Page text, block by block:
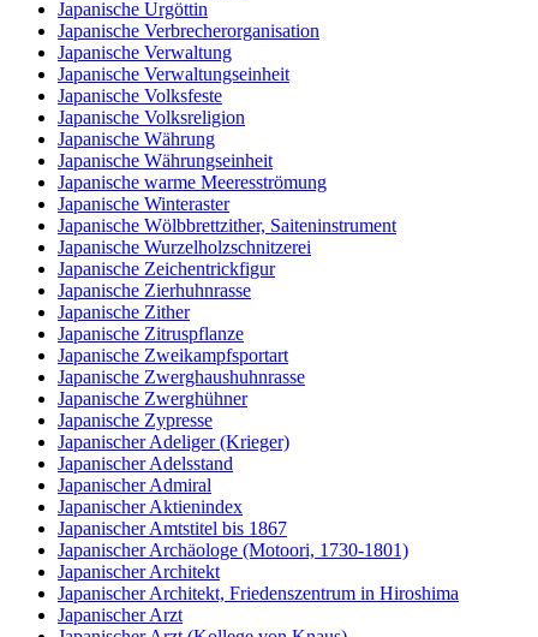
Japanische Urgöttin
Japanische Verbrecherorganisation
Japanische Verwaltung
Japanische Verwaltungseinheit
Japanische Volksfeste
Japanische Volksreligion
Japanische Währung
Japanische Währungseinheit
Japanische warme Meeresströmung
Japanische Winteraster
Japanische Wölbbrettzither, Saiteninstrument
Japanische Wurzelholzschnitzerei
Japanische Zeichentrickfigur
Japanische Zierhuhnrasse
Japanische Zither
Japanische Zitruspflanze
Japanische Zweikampfsportart
Japanische Zwerghaushuhnrasse
Japanische Zwerghühner
Japanische Zypresse
Japanischer Adeliger (Krieger)
Japanischer Adelsstand
Japanischer Admiral
Japanischer Aktienindex
Japanischer Amtstitel bis 1867
Japanischer Archäologe (Motoori, 1730-1801)
Japanischer Architekt
Japanischer Architekt, Friedenszentrum in Hiroshima
Japanischer Arzt